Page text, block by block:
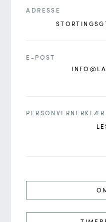
ADRESSE
E-POST